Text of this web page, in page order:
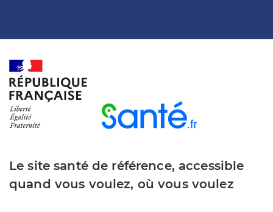
Le site santé de référence, accessible
quand vous voulez, où vous voulez